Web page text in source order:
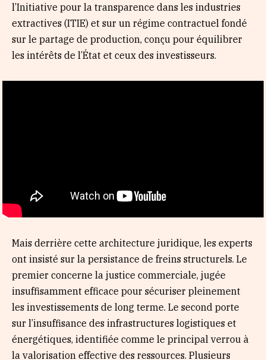
l’Initiative pour la transparence dans les industries
extractives (ITIE) et sur un régime contractuel fondé
sur le partage de production, conçu pour équilibrer
les intérêts de l’État et ceux des investisseurs.
Mais derrière cette architecture juridique, les experts
ont insisté sur la persistance de freins structurels. Le
premier concerne la justice commerciale, jugée
insuffisamment efficace pour sécuriser pleinement
les investissements de long terme. Le second porte
sur l’insuffisance des infrastructures logistiques et
énergétiques, identifiée comme le principal verrou à
la valorisation effective des ressources. Plusieurs